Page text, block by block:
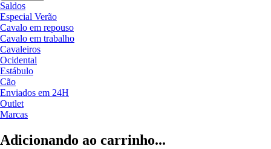
Saldos
Especial Verão
Cavalo em repouso
Cavalo em trabalho
Cavaleiros
Ocidental
Estábulo
Cão
Enviados em 24H
Outlet
Marcas
Adicionando ao carrinho...